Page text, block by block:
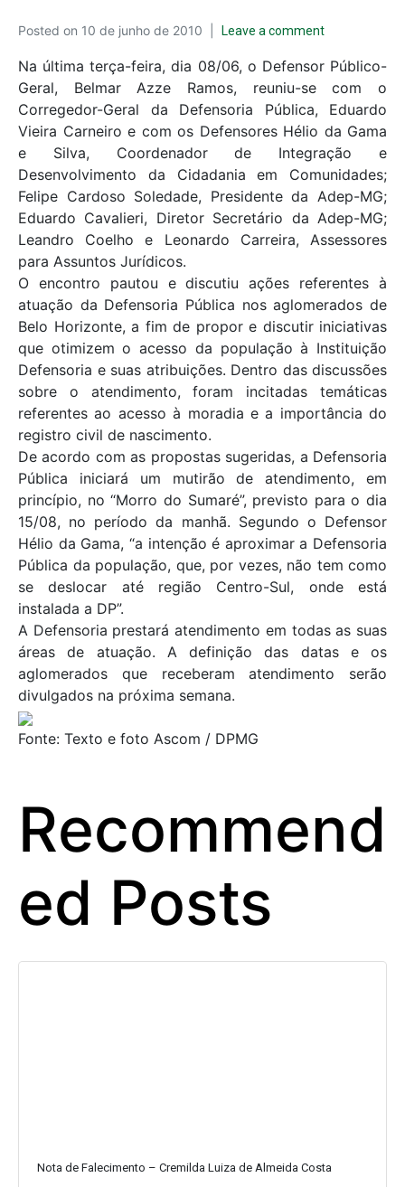
Posted on 10 de junho de 2010 Leave a comment
Na última terça-feira, dia 08/06, o Defensor Público-
Geral, Belmar Azze Ramos, reuniu-se com o
Corregedor-Geral da Defensoria Pública, Eduardo
Vieira Carneiro e com os Defensores Hélio da Gama
e Silva, Coordenador de Integração e
Desenvolvimento da Cidadania em Comunidades;
Felipe Cardoso Soledade, Presidente da Adep-MG;
Eduardo Cavalieri, Diretor Secretário da Adep-MG;
Leandro Coelho e Leonardo Carreira, Assessores
para Assuntos Jurídicos.
O encontro pautou e discutiu ações referentes à
atuação da Defensoria Pública nos aglomerados de
Belo Horizonte, a fim de propor e discutir iniciativas
que otimizem o acesso da população à Instituição
Defensoria e suas atribuições. Dentro das discussões
sobre o atendimento, foram incitadas temáticas
referentes ao acesso à moradia e a importância do
registro civil de nascimento.
De acordo com as propostas sugeridas, a Defensoria
Pública iniciará um mutirão de atendimento, em
princípio, no “Morro do Sumaré”, previsto para o dia
15/08, no período da manhã. Segundo o Defensor
Hélio da Gama, “a intenção é aproximar a Defensoria
Pública da população, que, por vezes, não tem como
se deslocar até região Centro-Sul, onde está
instalada a DP”.
A Defensoria prestará atendimento em todas as suas
áreas de atuação. A definição das datas e os
aglomerados que receberam atendimento serão
divulgados na próxima semana.
Fonte: Texto e foto Ascom / DPMG
Recommend
ed Posts
Nota de Falecimento – Cremilda Luiza de Almeida Costa